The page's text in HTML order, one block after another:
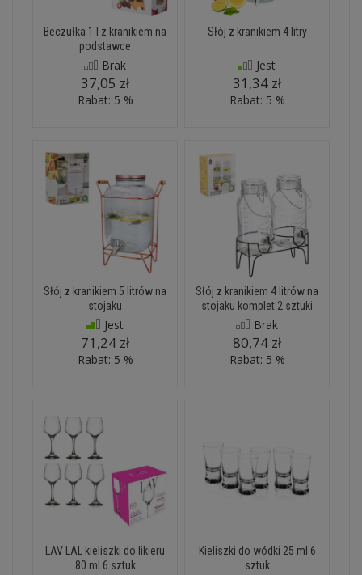
Beczułka 1 l z kranikiem na
podstawce
Brak
37,05 zł
Rabat: 5 %
Słój z kranikiem 4 litry
Jest
31,34 zł
Rabat: 5 %
Słój z kranikiem 5 litrów na
stojaku
Jest
71,24 zł
Rabat: 5 %
Słój z kranikiem 4 litrów na
stojaku komplet 2 sztuki
Brak
80,74 zł
Rabat: 5 %
LAV LAL kieliszki do likieru
80 ml 6 sztuk
Kieliszki do wódki 25 ml 6
sztuk